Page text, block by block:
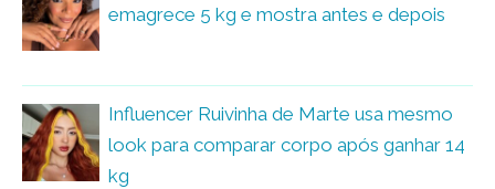
emagrece 5 kg e mostra antes e depois
Influencer Ruivinha de Marte usa mesmo
look para comparar corpo após ganhar 14
kg